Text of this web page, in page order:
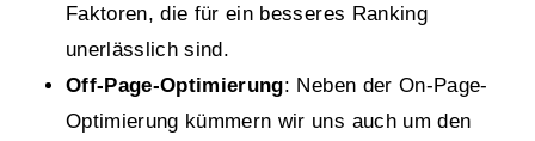
Faktoren, die für ein besseres Ranking
unerlässlich sind.
Off-Page-Optimierung: Neben der On-Page-
Optimierung kümmern wir uns auch um den